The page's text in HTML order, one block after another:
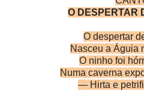
O DESPERTAR
O despertar
Nasceu a Águia
O ninho foi
Numa caverna
— Hirta e